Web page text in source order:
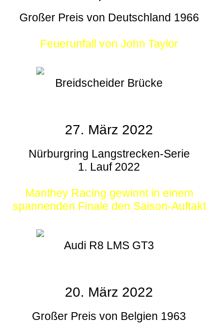
Großer Preis von Deutschland 1966
Feuerunfall von John Taylor
Breidscheider Brücke
27. März 2022
Nürburgring Langstrecken-Serie
1. Lauf 2022
Manthey Racing gewinnt in einem
spannenden Finale den Saison-Auftakt
Audi R8 LMS GT3
20. März 2022
Großer Preis von Belgien 1963